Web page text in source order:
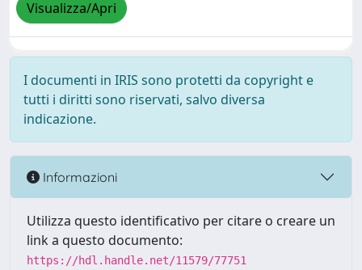
Visualizza/Apri
I documenti in IRIS sono protetti da copyright e
tutti i diritti sono riservati, salvo diversa
indicazione.
Informazioni
Utilizza questo identificativo per citare o creare un
link a questo documento:
https://hdl.handle.net/11579/77751